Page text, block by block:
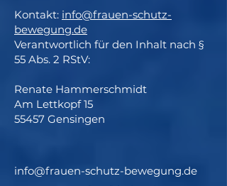
Kontakt: info@frauen-schutz-
bewegung.de
Verantwortlich für den Inhalt nach §
55 Abs. 2 RStV:
Renate Hammerschmidt
Am Lettkopf 15
55457 Gensingen
info@frauen-schutz-bewegung.de